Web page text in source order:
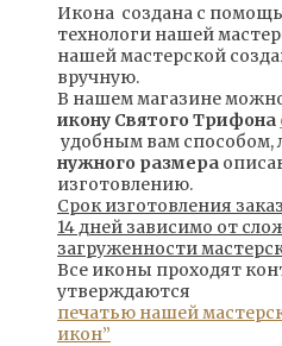
Икона создана с
технологи нашей
нашей мастерской
вручную.
В нашем магазине
икону Святого Трифона
удобным вам способом,
нужного размера
изготовлению.
Срок изготовления
14 дней зависимо от
загруженности
Все иконы проходят
утверждаются
печатью нашей
икон”